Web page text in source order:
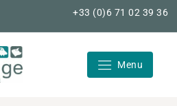
+33 (0)6 71 02 39 36
Cimac Elevage
Menu